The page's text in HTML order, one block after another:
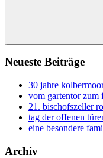
Neueste Beiträge
30 jahre
vom gartentor zum
21. bischofszeller
tag der offenen
eine besondere
Archiv